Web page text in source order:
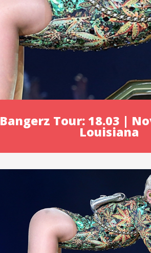
Bangerz Tour: 18.03 |
Louisiana